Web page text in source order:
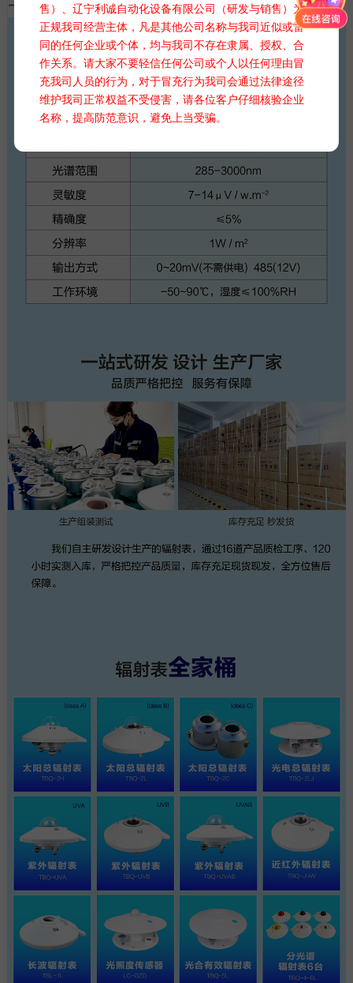
售）、辽宁利诚自动化设备有限公司（研发与销售）为
正规我司经营主体，凡是其他公司名称与我司近似或雷
同的任何企业或个体，均与我司不存在隶属、授权、合
作关系。请大家不要轻信任何公司或个人以任何理由冒
充我司人员的行为，对于冒充行为我司会通过法律途径
维护我司正常权益不受侵害，请各位客户仔细核验企业
名称，提高防范意识，避免上当受骗。